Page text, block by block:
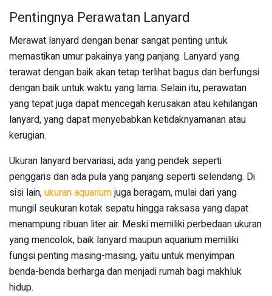
Pentingnya Perawatan Lanyard
Merawat lanyard dengan benar sangat penting untuk
memastikan umur pakainya yang panjang. Lanyard yang
terawat dengan baik akan tetap terlihat bagus dan berfungsi
dengan baik untuk waktu yang lama. Selain itu, perawatan
yang tepat juga dapat mencegah kerusakan atau kehilangan
lanyard, yang dapat menyebabkan ketidaknyamanan atau
kerugian.
Ukuran lanyard bervariasi, ada yang pendek seperti
penggaris dan ada pula yang panjang seperti selendang. Di
sisi lain,ukuran aquariumjuga beragam, mulai dari yang
mungil seukuran kotak sepatu hingga raksasa yang dapat
menampung ribuan liter air. Meski memiliki perbedaan ukuran
yang mencolok, baik lanyard maupun aquarium memiliki
fungsi penting masing-masing, yaitu untuk menyimpan
benda-benda berharga dan menjadi rumah bagi makhluk
hidup.